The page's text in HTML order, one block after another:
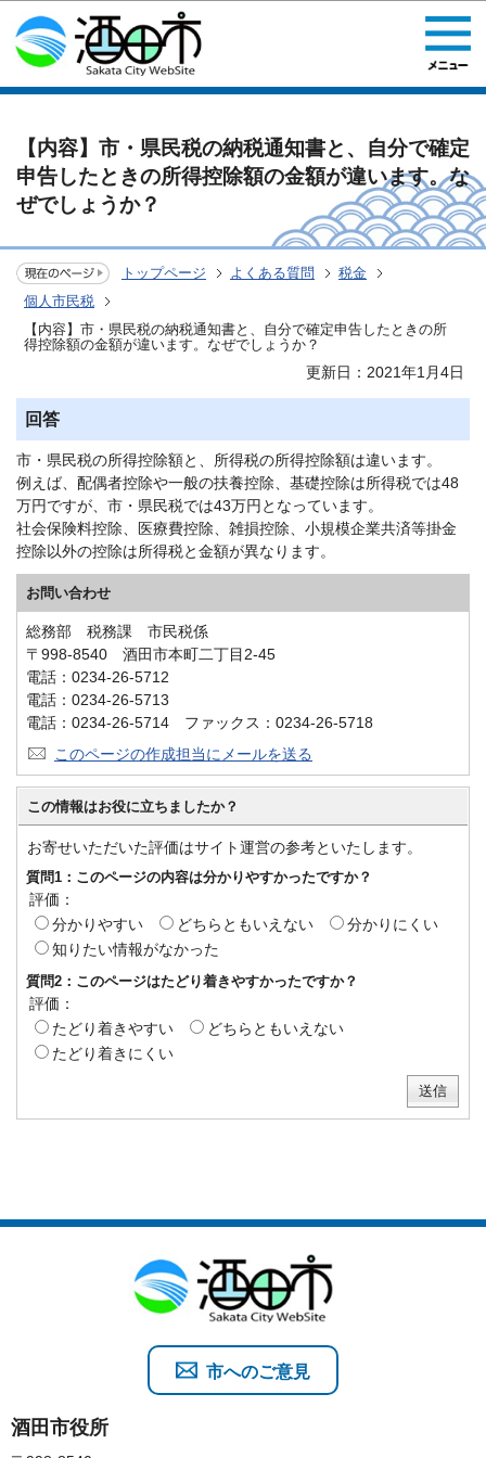
このページの本文へ移動
【内容】市・県民税の納税通知書と、自分で確定
申告したときの所得控除額の金額が違います。な
ぜでしょうか？
トップページ よくある質問
税金
個人市民税
【内容】市・県民税の納税通知書と、自分で確定申告したときの所
得控除額の金額が違います。なぜでしょうか？
更新日：2021年1月4日
回答
市・県民税の所得控除額と、所得税の所得控除額は違います。
例えば、配偶者控除や一般の扶養控除、基礎控除は所得税では48
万円ですが、市・県民税では43万円となっています。
社会保険料控除、医療費控除、雑損控除、小規模企業共済等掛金
控除以外の控除は所得税と金額が異なります。
お問い合わせ
総務部 税務課 市民税係
〒998-8540 酒田市本町二丁目2-45
電話：0234-26-5712
電話：0234-26-5713
電話：0234-26-5714 ファックス：0234-26-5718
このページの作成担当にメールを送る
この情報はお役に立ちましたか？
お寄せいただいた評価はサイト運営の参考といたします。
質問1：このページの内容は分かりやすかったですか？
評価：
分かりやすい
どちらともいえない
分かりにくい
知りたい情報がなかった
質問2：このページはたどり着きやすかったですか？
評価：
たどり着きやすい
どちらともいえない
たどり着きにくい
酒田市役所
市へのご意見